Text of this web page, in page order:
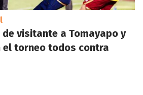
de visitante a Tomayapo y
el torneo todos contra